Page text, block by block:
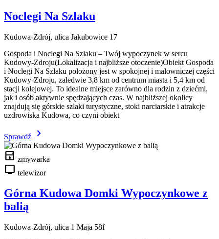
Noclegi Na Szlaku
Kudowa-Zdrój, ulica Jakubowice 17
Gospoda i Noclegi Na Szlaku – Twój wypoczynek w sercu
Kudowy-Zdroju(Lokalizacja i najbliższe otoczenie)Obiekt Gospoda
i Noclegi Na Szlaku położony jest w spokojnej i malowniczej części
Kudowy-Zdroju, zaledwie 3,8 km od centrum miasta i 5,4 km od
stacji kolejowej. To idealne miejsce zarówno dla rodzin z dziećmi,
jak i osób aktywnie spędzających czas. W najbliższej okolicy
znajdują się górskie szlaki turystyczne, stoki narciarskie i atrakcje
uzdrowiska Kudowa, co czyni obiekt
Sprawdź
chevron_right
dishwasher zmywarka
tv telewizor
Górna Kudowa Domki Wypoczynkowe z
balią
Kudowa-Zdrój, ulica 1 Maja 58f